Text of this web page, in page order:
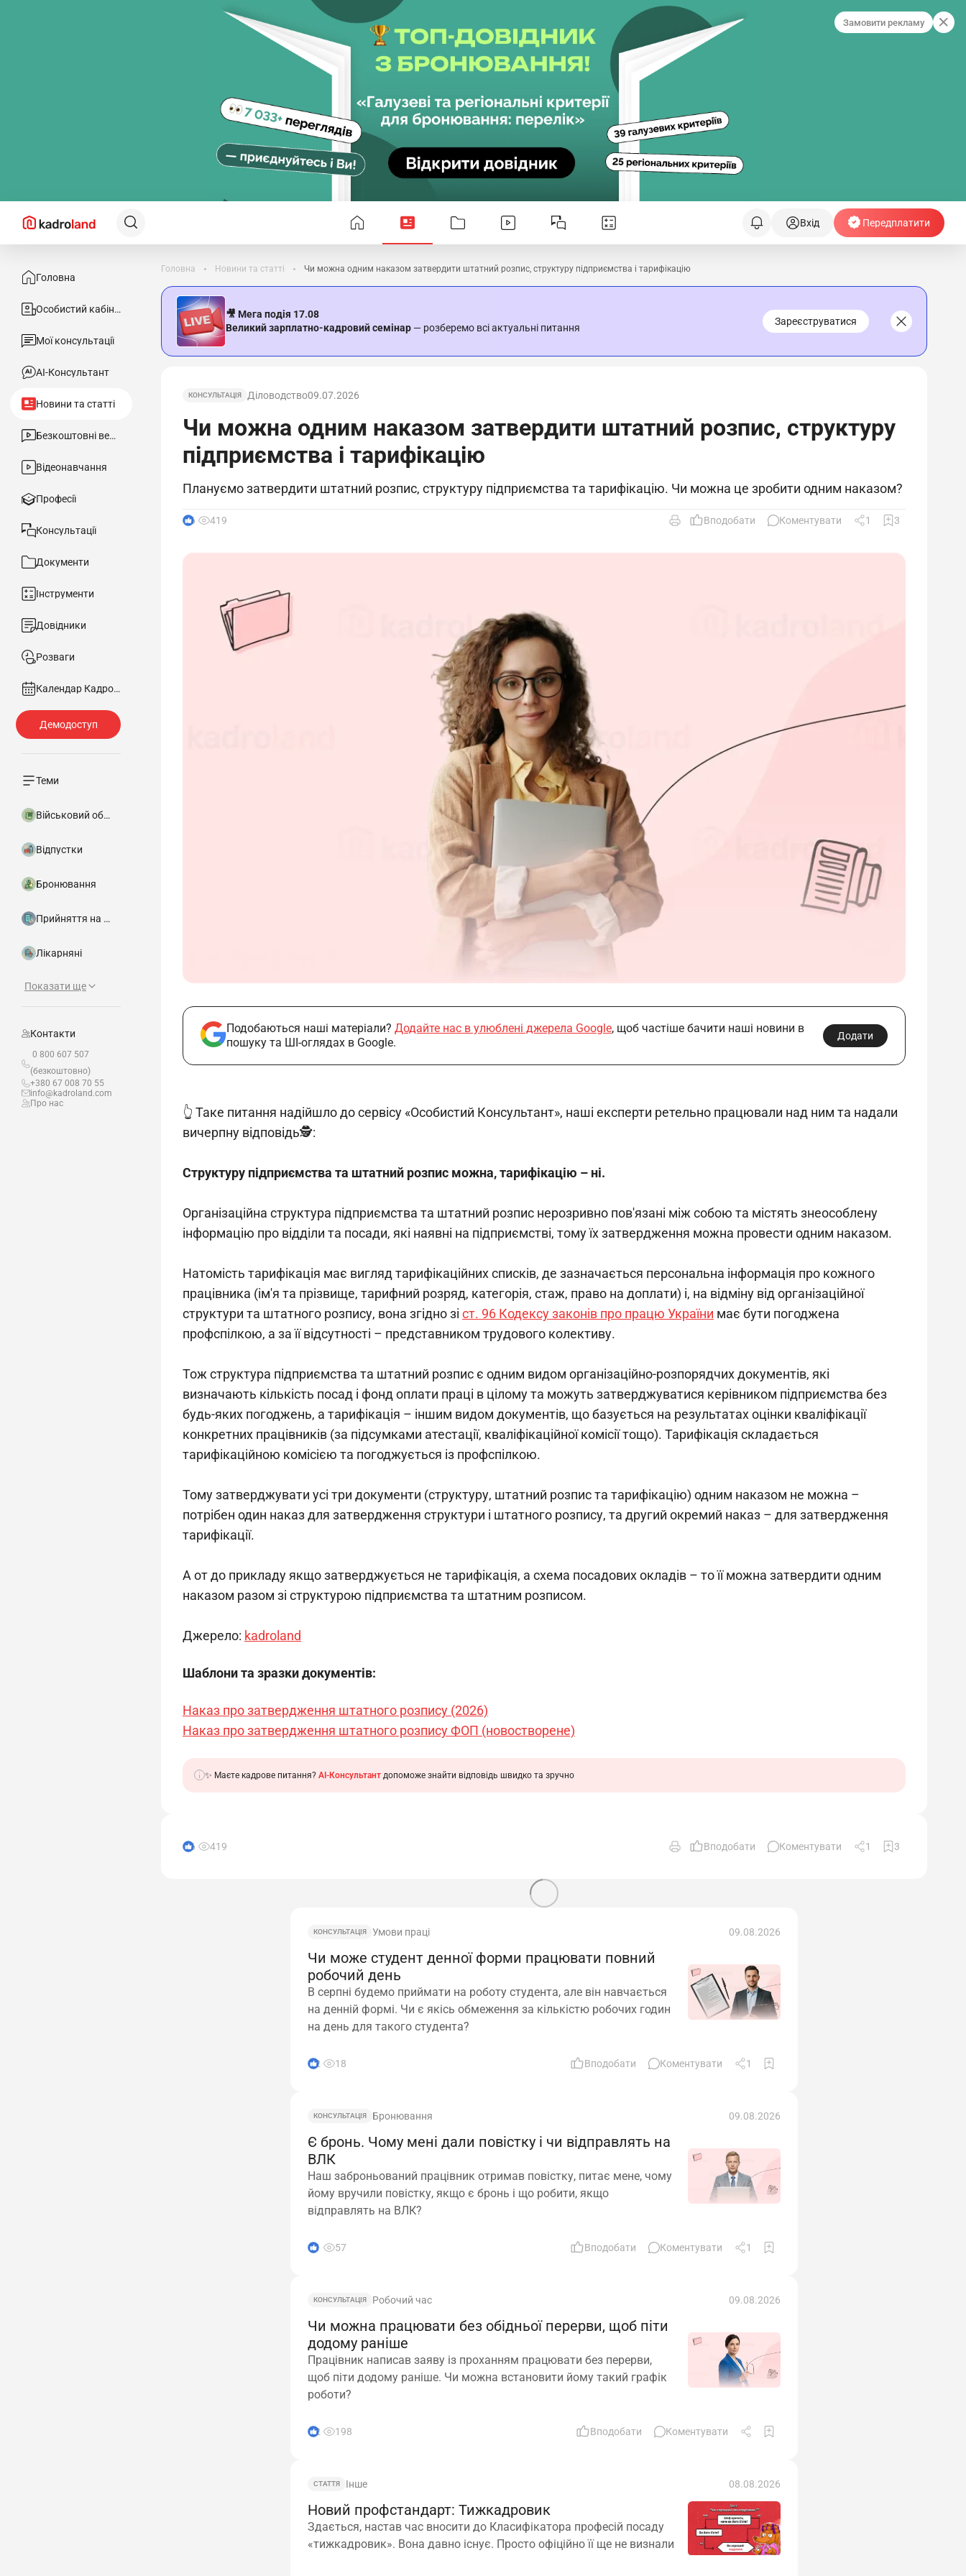
Замовити рекламу
Вхід Передплатити
Головна
Особистий кабінет
Мої консультації
АІ-Консультант
Новини та статті
Безкоштовні вебінари
Відеонавчання
Професії
Консультації
Документи
Інструменти
Довідники
Розваги
Календар Кадровика
Теми
Військовий облік
Відпустки
Бронювання
Прийняття на роботу
Лікарняні
Показати ще
Контакти
0 800 607 507
(безкоштовно)
+380 67 008 70 55
info@kadroland.com
Про нас
Головна Новини та статті Чи можна одним наказом затвердити штатний розпис, структуру підприємства і тарифікацію
🎥 Мега подія 17.08
Великий зарплатно-кадровий семінар — розберемо всі актуальні питання
Зареєструватися
КОНСУЛЬТАЦІЯ Діловодство09.07.2026
Чи можна одним наказом затвердити штатний розпис, структуру
підприємства і тарифікацію
Плануємо затвердити штатний розпис, структуру підприємства та тарифікацію. Чи можна це зробити одним наказом?
6 419 Вподобати Коментувати 1 3
Подобаються наші матеріали? Додайте нас в улюблені джерела Google, щоб частіше бачити наші новини в
пошуку та ШІ-оглядах в Google.
Додати
👆 Таке питання надійшло до сервісу «Особистий Консультант», наші експерти ретельно працювали над ним та надали
вичерпну відповідь🕵️:
Структуру підприємства та штатний розпис можна, тарифікацію – ні.
Організаційна структура підприємства та штатний розпис нерозривно пов'язані між собою та містять знеособлену
інформацію про відділи та посади, які наявні на підприємстві, тому їх затвердження можна провести одним наказом.
Натомість тарифікація має вигляд тарифікаційних списків, де зазначається персональна інформація про кожного
працівника (ім'я та прізвище, тарифний розряд, категорія, стаж, право на доплати) і, на відміну від організаційної
структури та штатного розпису, вона згідно зі ст. 96 Кодексу законів про працю України має бути погоджена
профспілкою, а за її відсутності – представником трудового колективу.
Тож структура підприємства та штатний розпис є одним видом організаційно-розпорядчих документів, які
визначають кількість посад і фонд оплати праці в цілому та можуть затверджуватися керівником підприємства без
будь-яких погоджень, а тарифікація – іншим видом документів, що базується на результатах оцінки кваліфікації
конкретних працівників (за підсумками атестації, кваліфікаційної комісії тощо). Тарифікація складається
тарифікаційною комісією та погоджується із профспілкою.
Тому затверджувати усі три документи (структуру, штатний розпис та тарифікацію) одним наказом не можна –
потрібен один наказ для затвердження структури і штатного розпису, та другий окремий наказ – для затвердження
тарифікації.
А от до прикладу якщо затверджується не тарифікація, а схема посадових окладів – то її можна затвердити одним
наказом разом зі структурою підприємства та штатним розписом.
Джерело: kadroland
Шаблони та зразки документів:
Наказ про затвердження штатного розпису (2026)
Наказ про затвердження штатного розпису ФОП (новостворене)
✨ Маєте кадрове питання? AI-Консультант допоможе знайти відповідь швидко та зручно
6 419 Вподобати Коментувати 1 3
КОНСУЛЬТАЦІЯ Умови праці 09.08.2026
Чи може студент денної форми працювати повний
робочий день
В серпні будемо приймати на роботу студента, але він навчається
на денній формі. Чи є якісь обмеження за кількістю робочих годин
на день для такого студента?
2 18 Вподобати Коментувати 1
КОНСУЛЬТАЦІЯ Бронювання 09.08.2026
Є бронь. Чому мені дали повістку і чи відправлять на
ВЛК
Наш заброньований працівник отримав повістку, питає мене, чому
йому вручили повістку, якщо є бронь і що робити, якщо
відправлять на ВЛК?
1 57 Вподобати Коментувати 1
КОНСУЛЬТАЦІЯ Робочий час 09.08.2026
Чи можна працювати без обідньої перерви, щоб піти
додому раніше
Працівник написав заяву із проханням працювати без перерви,
щоб піти додому раніше. Чи можна встановити йому такий графік
роботи?
2 198 Вподобати Коментувати
СТАТТЯ Інше 08.08.2026
Новий профстандарт: Тижкадровик
Здається, настав час вносити до Класифікатора професій посаду
«тижкадровик». Вона давно існує. Просто офіційно її ще не визнали